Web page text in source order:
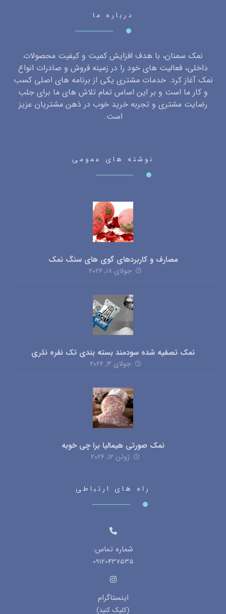
درباره ما
نمک سمنان، با هدف افزایش کمیت و کیفیت محصولات
داخلی، فعالیت های خود را در زمینه فروش و صادرات انواع
نمک آغاز کرد. خدمات مشتری یکی از برنامه های اصلی کسب
و کار ما است و بر این اساس تمام تلاش های ما برای جلب
رضایت مشتری و تجربه خرید خوب در ذهن مشتریان عزیز
است.
نوشته های عمومی
مصارف و کاربردهای گوی های سنگ نمک
جولای ۱۸, ۲۰۲۶
نمک تصفیه شده سودمند بسته بندی تک نفره نذری
جولای ۳, ۲۰۲۶
نمک صورتی هیمالیا برا چی خوبه
ژوئن ۱۲, ۲۰۲۶
راه های ارتباطی
شماره تماس:
09120437535
اینستاگرام
(کلیک کنید)